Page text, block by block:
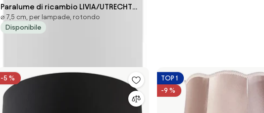
Paralume di ricambio LIVIA/UTRECHT
bianco/argento
⌀ 7,5 cm, per lampade, rotondo
Disponibile
-5 %
TOP 1
-9 %